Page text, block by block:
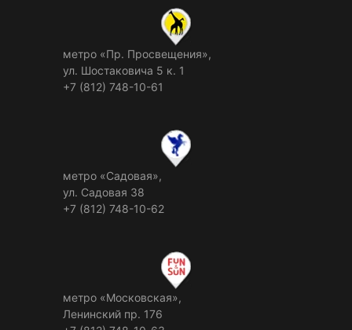
метро «Пр. Просвещения»,
ул. Шостаковича 5 к. 1
+7 (812) 748-10-61
метро «Садовая»,
ул. Садовая 38
+7 (812) 748-10-62
метро «Московская»,
Ленинский пр. 176